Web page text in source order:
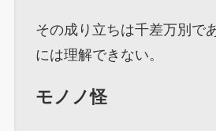
その成り立ちは千差万別で
には理解できない。
モノノ怪